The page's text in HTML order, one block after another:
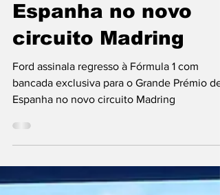
Espanha no novo
circuito Madring
Ford assinala regresso à Fórmula 1 com
bancada exclusiva para o Grande Prémio de